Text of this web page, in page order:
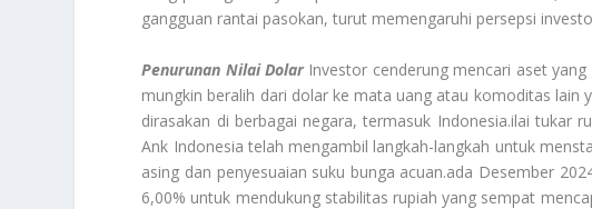
gangguan rantai pasokan, turut memengaruhi persepsi
Penurunan Nilai DolarInvestor cenderung mencari aset
mungkin beralih dari dolar ke mata uang atau komoditas lain
dirasakan di berbagai negara, termasuk Indonesia.ilai tukar
Ank Indonesia telah mengambil langkah-langkah untuk
asing dan penyesuaian suku bunga acuan.ada Desember
6,00% untuk mendukung stabilitas rupiah yang sempat